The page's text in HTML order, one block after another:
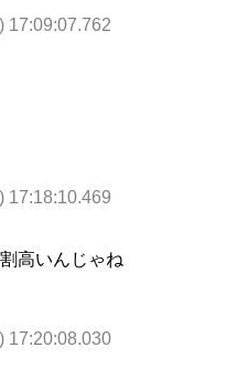
17:09:07.762
17:18:10.469
高いんじゃね
17:20:08.030